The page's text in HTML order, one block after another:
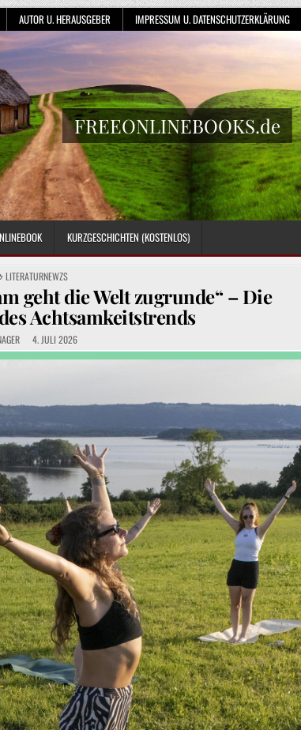
AUTOR U. HERAUSGEBER IMPRESSUM U. DATENSCHUTZERKLÄRUNG
FREEONLINEBOOKS.de
KURZGESCHICHTEN (KOSTENLOS)
POSTED
IN
LITERATURNEWZS
geht die Welt zugrunde“ – Die
Achtsamkeitstrends
4. JULI 2026